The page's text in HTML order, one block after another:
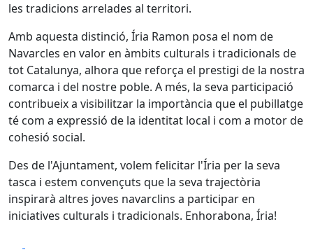
les tradicions arrelades al territori.
Amb aquesta distinció, Íria Ramon posa el nom de
Navarcles en valor en àmbits culturals i tradicionals de
tot Catalunya, alhora que reforça el prestigi de la nostra
comarca i del nostre poble. A més, la seva participació
contribueix a visibilitzar la importància que el pubillatge
té com a expressió de la identitat local i com a motor de
cohesió social.
Des de l'Ajuntament, volem felicitar l'Íria per la seva
tasca i estem convençuts que la seva trajectòria
inspirarà altres joves navarclins a participar en
iniciatives culturals i tradicionals. Enhorabona, Íria!